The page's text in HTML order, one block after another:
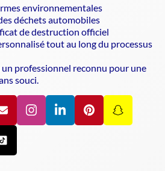
environnementales
déchets automobiles
de destruction officiel
tout au long du processus
professionnel reconnu pour une
souci.